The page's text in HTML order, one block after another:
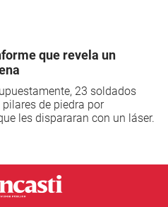
que revela un
23 soldados
de piedra por
les dispararan con un láser.